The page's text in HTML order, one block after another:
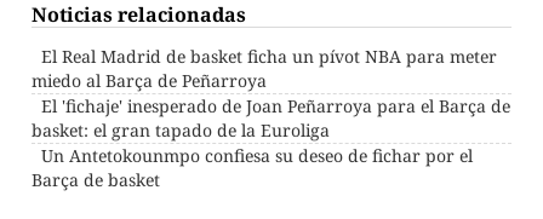
Noticias relacionadas
El Real Madrid de basket ficha un pívot NBA para meter
miedo al Barça de Peñarroya
El 'fichaje' inesperado de Joan Peñarroya para el Barça de
basket: el gran tapado de la Euroliga
Un Antetokounmpo confiesa su deseo de fichar por el
Barça de basket